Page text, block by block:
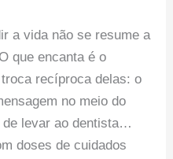
a vida não se resume a
que encanta é o
recíproca delas: o
no meio do
de levar ao dentista…
doses de cuidados